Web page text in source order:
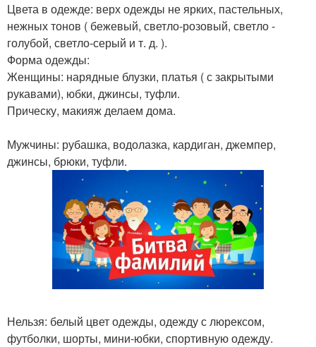
Цвета в одежде: верх одежды не ярких, пастельных,
нежных тонов ( бежевый, светло-розовый, светло -
голубой, светло-серый и т. д. ).
Форма одежды:
Женщины: нарядные блузки, платья ( с закрытыми
рукавами), юбки, джинсы, туфли.
Прическу, макияж делаем дома.
Мужчины: рубашка, водолазка, кардиган, джемпер,
джинсы, брюки, туфли.
Нельзя: белый цвет одежды, одежду с люрексом,
футболки, шорты, мини-юбки, спортивную одежду.